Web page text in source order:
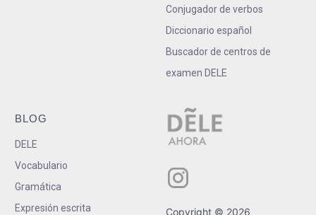
Conjugador de verbos
Diccionario español
Buscador de centros de
examen DELE
BLOG
DELE
Vocabulario
Gramática
Expresión escrita
Copyright © 2026